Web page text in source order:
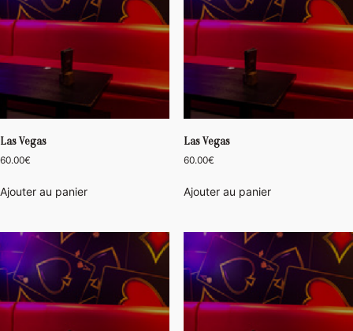
Las Vegas
60.00€
Ajouter au panier
Las Vegas
60.00€
Ajouter au panier